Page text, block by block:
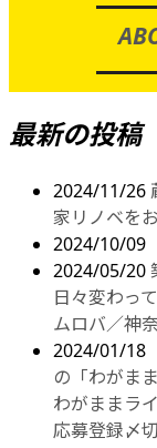
最新の投稿
2024/11/26
家リノベを
2024/10/09
2024/05/20
日々変わっ
ムロバ／神奈
2024/01/18
の「わがま
わがままラ
応募登録〆切